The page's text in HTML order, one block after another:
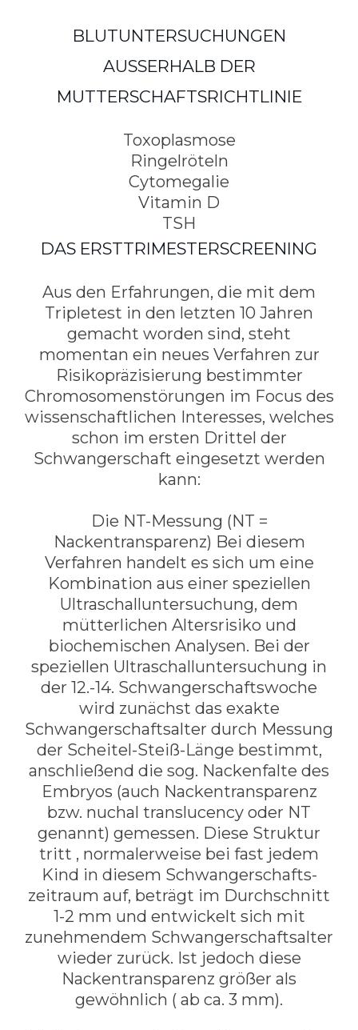
BLUTUNTERSUCHUNGEN
AUSSERHALB DER M
UTTERSCHAFTSRICHTLINIE
Toxoplasmose
Ringelröteln
Cytomegalie
Vitamin D
TSH
DAS ERSTTRIMESTERSCREENING
Aus den Erfahrungen, die mit dem
Tripletest in den letzten 10 Jahren
gemacht worden sind, steht
momentan ein neues Verfahren zur
Risikopräzisierung bestimmter
Chromosomenstörungen im Focus des
wissenschaftlichen Interesses, welches
schon im ersten Drittel der
Schwangerschaft eingesetzt werden
kann:
Die NT-Messung (NT =
Nackentransparenz) Bei diesem
Verfahren handelt es sich um eine
Kombination aus einer speziellen
Ultraschalluntersuchung, dem
mütterlichen Altersrisiko und
biochemischen Analysen. Bei der
speziellen Ultraschalluntersuchung in
der 12.-14. Schwangerschaftswoche
wird zunächst das exakte
Schwangerschaftsalter durch Messung
der Scheitel-Steiß-Länge bestimmt,
anschließend die sog. Nackenfalte des
Embryos (auch Nackentransparenz
bzw. nuchal translucency oder NT
genannt) gemessen. Diese Struktur
tritt , normalerweise bei fast jedem
Kind in diesem Schwangerschafts­
zeitraum auf, beträgt im Durchschnitt
1-2 mm und entwickelt sich mit
zunehmendem Schwangerschaftsalter
wieder zurück. Ist jedoch diese
Nackentransparenz größer als
gewöhnlich ( ab ca. 3 mm).